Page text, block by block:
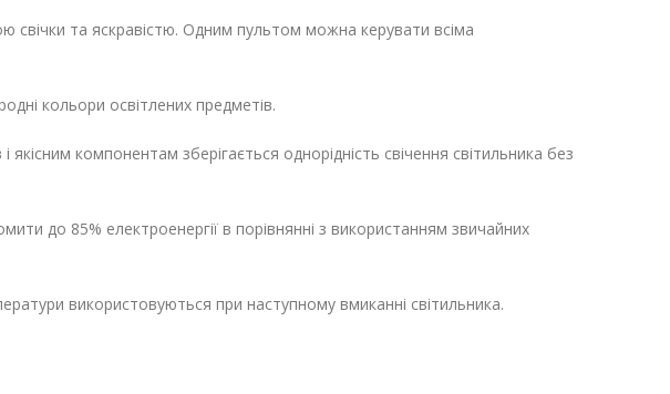
свічки та яскравістю. Одним пультом можна керувати всіма
кольори освітлених предметів.
компонентам зберігається однорідність свічення світильника без
до 85% електроенергії в порівнянні з використанням звичайних
використовуються при наступному вмиканні світильника.